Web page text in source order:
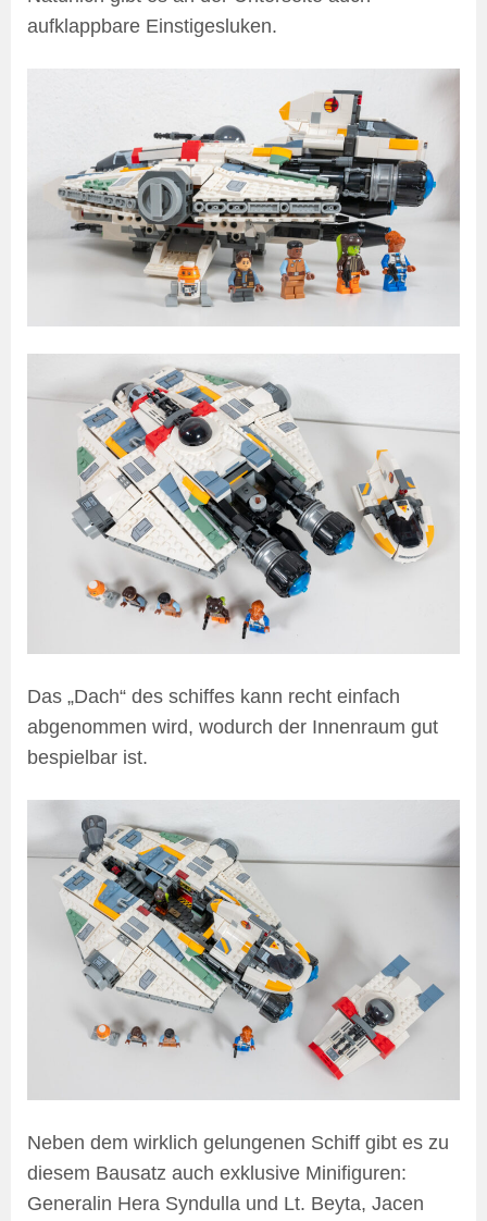
aufklappbare Einstigesluken.
Das „Dach“ des schiffes kann recht einfach
abgenommen wird, wodurch der Innenraum gut
bespielbar ist.
Neben dem wirklich gelungenen Schiff gibt es zu
diesem Bausatz auch exklusive Minifiguren:
Generalin Hera Syndulla und Lt. Beyta, Jacen